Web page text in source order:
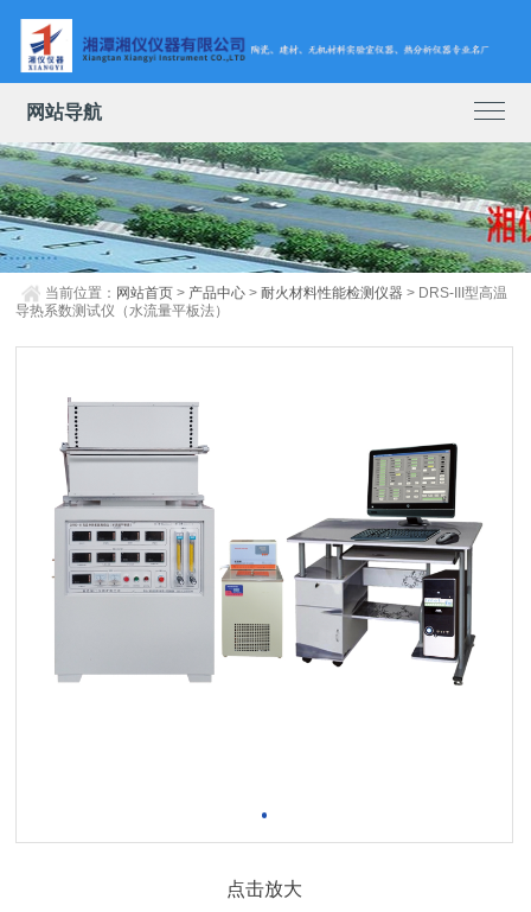
网站导航
当前位置： 网站首页 > 产品中心 >耐火材料性能检测仪器 > DRS-III型高温
导热系数测试仪（水流量平板法）
点击放大